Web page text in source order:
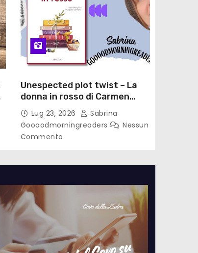
Unespected plot twist – La
donna in rosso di Carmen
Laterza
Lug 23, 2026
Sabrina
Goooodmorningreaders
Nessun
Commento